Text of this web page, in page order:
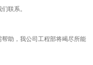
联系。
助，我公司工程部将竭尽所能